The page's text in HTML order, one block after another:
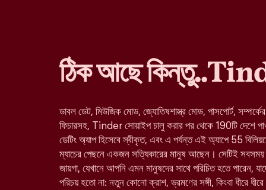
ঠিক আছে
ডাবল ডেট, মিউজিক মোড, জ্যোতিষশাস্ত্র মোড, পাসপোর্ট,
ফিচারসহ, Tinder সোয়াইপ চালু করার পর থেকে 190টি দেশে
ডেটিং অ্যাপ হিসেবে স্বীকৃত, এবং এ পর্যন্ত এই অ্যাপে 55
ম্যাচের পেছনে একজন সত্যিকারের মানুষ আছেন। সেটিই
জায়গা, যেখানে আপনি এমন মানুষদের সাথে পরিচিত হতে পারেন,
পরিচয় হতো না: নতুন কোনো ক্রাশ, ভ্রমণের সঙ্গী, কিংবা ধীরে